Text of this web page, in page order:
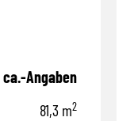
ca.-Angaben
81,3 m2